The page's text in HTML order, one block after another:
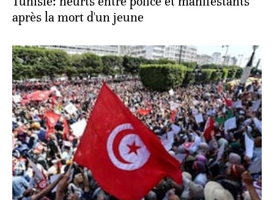
après la mort d'un jeune